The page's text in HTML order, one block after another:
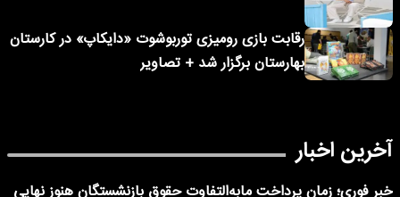
رقابت بازی رومیزی توربوشوت «دایکاپ» در کارستان
بهارستان برگزار شد + تصاویر
آخرین اخبار